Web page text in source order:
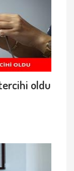
oldu